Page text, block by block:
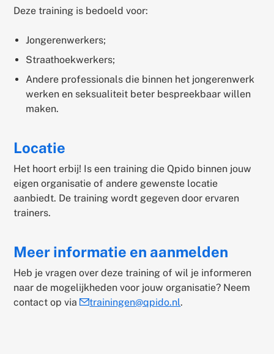
Deze training is bedoeld voor:
Jongerenwerkers;
Straathoekwerkers;
Andere professionals die binnen het jongerenwerk
werken en seksualiteit beter bespreekbaar willen
maken.
Locatie
Het hoort erbij! Is een training die Qpido binnen jouw
eigen organisatie of andere gewenste locatie
aanbiedt. De training wordt gegeven door ervaren
trainers.
Meer informatie en aanmelden
Heb je vragen over deze training of wil je informeren
naar de mogelijkheden voor jouw organisatie? Neem
contact op via
trainingen@qpido.nl.